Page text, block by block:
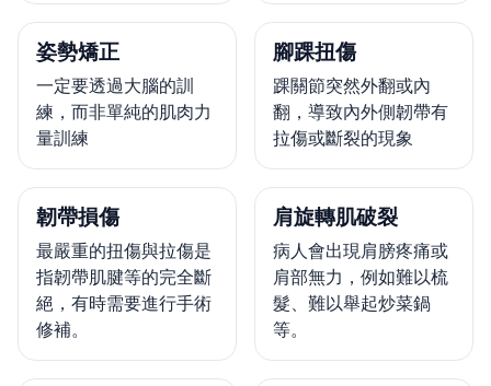
姿勢矯正
一定要透過大腦的訓
練，而非單純的肌肉力
量訓練
腳踝扭傷
踝關節突然外翻或內
翻，導致內外側韌帶有
拉傷或斷裂的現象
韌帶損傷
最嚴重的扭傷與拉傷是
指韌帶肌腱等的完全斷
絕，有時需要進行手術
修補。
肩旋轉肌破裂
病人會出現肩膀疼痛或
肩部無力，例如難以梳
髮、難以舉起炒菜鍋
等。